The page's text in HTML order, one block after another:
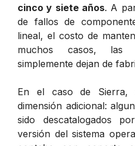
cinco y siete años. A
de fallos de
lineal, el costo de
muchos casos, las
simplemente dejan de
En el caso de Sierra,
dimensión adicional:
sido descatalogados
versión del sistema